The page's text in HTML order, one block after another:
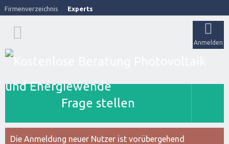
Firmenverzeichnis Experts
Anmelden
Frage stellen
Die Anmeldung neuer Nutzer ist vorübergehend